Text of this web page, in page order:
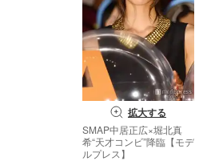
拡大する
SMAP中居正広×堀北真
希“天才コンビ”降臨【モデ
ルプレス】